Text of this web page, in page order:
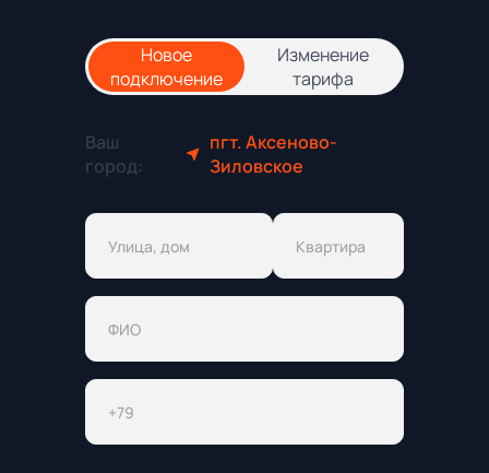
Новое
подключение
Изменение
тарифа
Ваш
город:
пгт. Аксеново-
Зиловское